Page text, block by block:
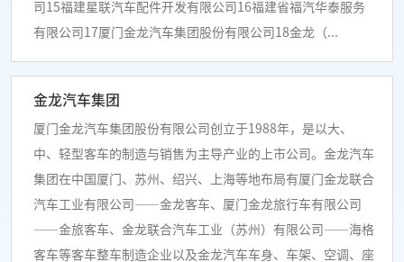
司15福建星联汽车配件开发有限公司16福建省福汽华泰服务
有限公司17厦门金龙汽车集团股份有限公司18金龙（...
金龙汽车集团
厦门金龙汽车集团股份有限公司创立于1988年，是以大、
中、轻型客车的制造与销售为主导产业的上市公司。金龙汽车
集团在中国厦门、苏州、绍兴、上海等地布局有厦门金龙联合
汽车工业有限公司——金龙客车、厦门金龙旅行车有限公司
——金旅客车、金龙联合汽车工业（苏州）有限公司——海格
客车等客车整车制造企业以及金龙汽车车身、车架、空调、座